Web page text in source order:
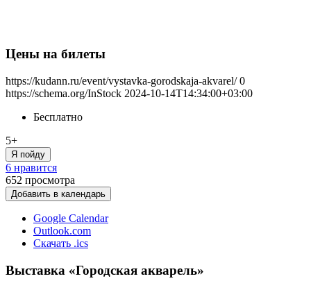
Цены на билеты
https://kudann.ru/event/vystavka-gorodskaja-akvarel/ 0
https://schema.org/InStock 2024-10-14T14:34:00+03:00
Бесплатно
5+
Я пойду
6 нравится
652 просмотра
Добавить в календарь
Google Calendar
Outlook.com
Скачать .ics
Выставка «Городская акварель»